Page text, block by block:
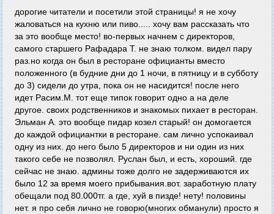
дорогие читатели и посетили этой страницы! я не хочу
жаловаться на кухню или пиво..... хочу вам рассказать что
за это вообще место! во-первых начнем с директоров,
самого старшего Рафадара Т. не знаю толком. видел пару
раз.но когда он был в ресторане официанты вместо
положенного (в будние дни до 1 ночи, в пятницу и в субботу
до 3) сидели до утра, пока он не насидится! после него
идет Расим.М. тот еще типок говорит одно а на деле
другое. своих родственников и знакомых пихает в ресторан.
Эльман А. это вообще пидар козел старый! он домогается
до каждой официантки в ресторане. сам лично успокаивал
одну из них. до него было 5 директоров и ни один из них
такого себе не позволял. Руслан был, и есть, хороший. где
сейчас не знаю. админы тоже долго не задерживаются их
было 12 за время моего прибывания.вот. заработную плату
обещали под 80.000тг. а где, хуй в пизде! нету! половины
нет. я про себя лично не говорю(многих обманули) просто я